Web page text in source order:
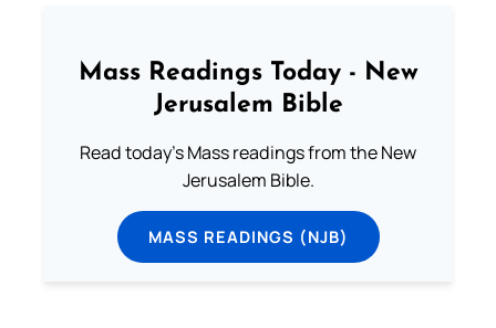
Mass Readings Today - New
Jerusalem Bible
Read today's Mass readings from the New
Jerusalem Bible.
MASS READINGS (NJB)